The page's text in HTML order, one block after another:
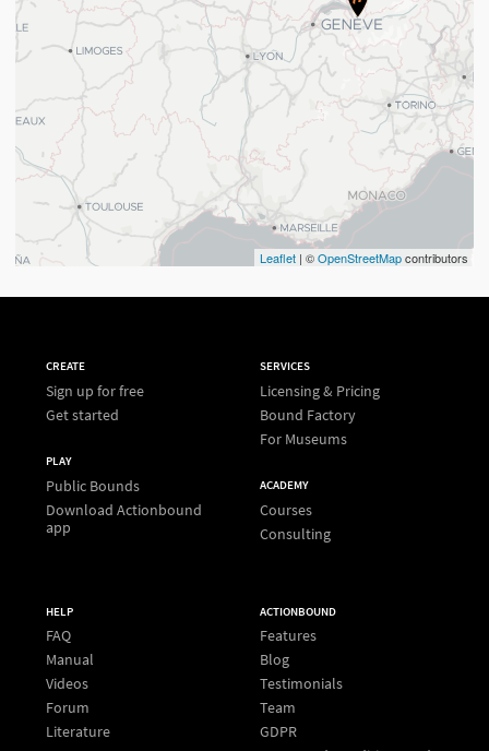
Leaflet | ©OpenStreetMapcontributors
CREATE
Sign up for free
Get started
PLAY
Public Bounds
Download Actionbound
app
SERVICES
Licensing & Pricing
Bound Factory
For Museums
ACADEMY
Courses
Consulting
HELP
FAQ
Manual
Videos
Forum
Literature
ACTIONBOUND
Features
Blog
Testimonials
Team
GDPR